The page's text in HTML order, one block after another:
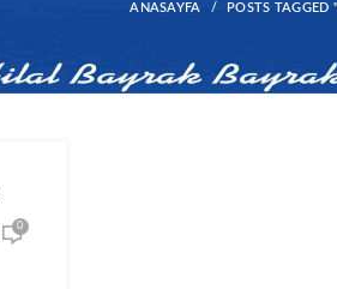
ANASAYFA POSTS TAGGED
0